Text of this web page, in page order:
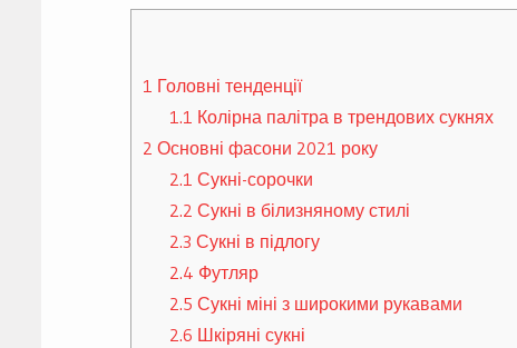
1 Головні тенденції
1.1 Колірна палітра в трендових сукнях
2 Основні фасони 2021 року
2.1 Сукні-сорочки
2.2 Сукні в білизняному стилі
2.3 Сукні в підлогу
2.4 Футляр
2.5 Сукні міні з широкими рукавами
2.6 Шкіряні сукні